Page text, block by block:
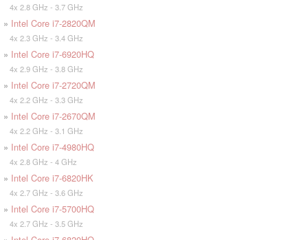
4x 2.8 GHz - 3.7 GHz
» Intel Core i7-2820QM
4x 2.3 GHz - 3.4 GHz
» Intel Core i7-6920HQ
4x 2.9 GHz - 3.8 GHz
» Intel Core i7-2720QM
4x 2.2 GHz - 3.3 GHz
» Intel Core i7-2670QM
4x 2.2 GHz - 3.1 GHz
» Intel Core i7-4980HQ
4x 2.8 GHz - 4 GHz
» Intel Core i7-6820HK
4x 2.7 GHz - 3.6 GHz
» Intel Core i7-5700HQ
4x 2.7 GHz - 3.5 GHz